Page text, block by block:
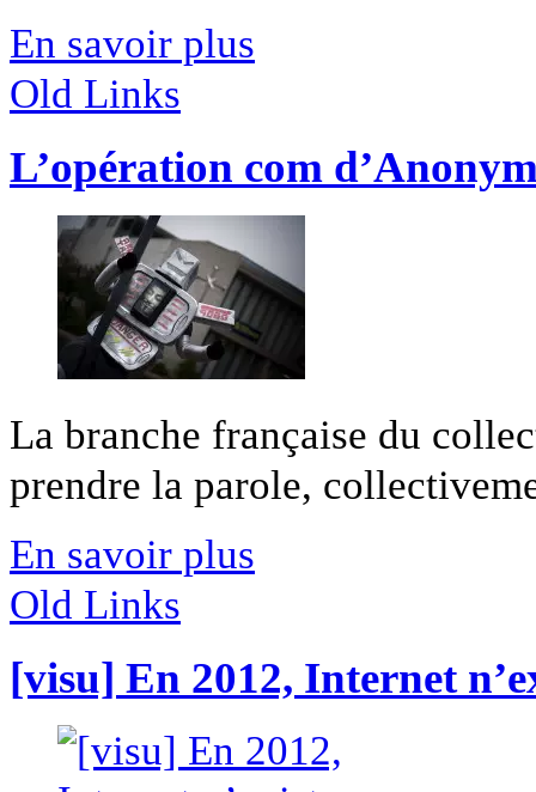
En savoir plus
Old Links
L’opération com
La branche française du
prendre la parole,
En savoir plus
Old Links
[visu] En 2012, Internet